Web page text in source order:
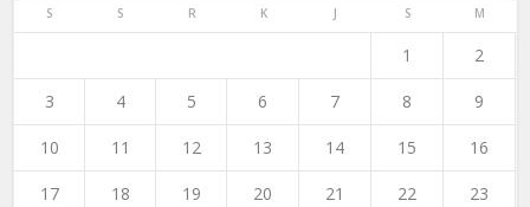
S S R K J S M
1 2
3 4 5 6 7 8 9
10 11 12 13 14 15 16
17 18 19 20 21 22 23